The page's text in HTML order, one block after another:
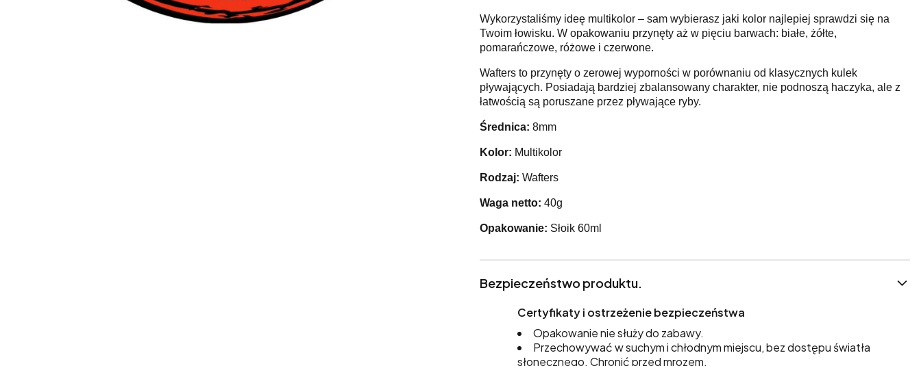
Wykorzystaliśmy ideę multikolor – sam wybierasz jaki kolor najlepiej sprawdzi się na
Twoim łowisku. W opakowaniu przynęty aż w pięciu barwach: białe, żółte,
pomarańczowe, różowe i czerwone.
Wafters to przynęty o zerowej wyporności w porównaniu od klasycznych kulek
pływających. Posiadają bardziej zbalansowany charakter, nie podnoszą haczyka, ale z
łatwością są poruszane przez pływające ryby.
Średnica: 8mm
Kolor: Multikolor
Rodzaj: Wafters
Waga netto: 40g
Opakowanie: Słoik 60ml
Bezpieczeństwo produktu.
Certyfikaty i ostrzeżenie bezpieczeństwa
Opakowanie nie służy do zabawy.
Przechowywać w suchym i chłodnym miejscu, bez dostępu światła
słonecznego. Chronić przed mrozem.